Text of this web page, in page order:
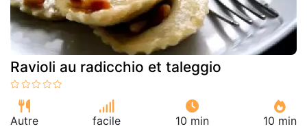
Ravioli au radicchio et taleggio
Autre facile 10 min 10 min